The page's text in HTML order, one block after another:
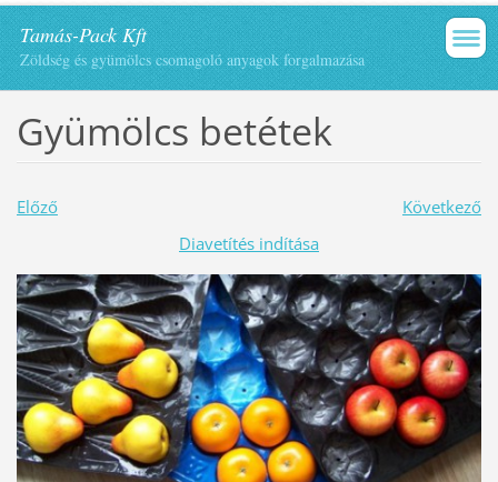
Tamás-Pack Kft
Zöldség és gyümölcs csomagoló anyagok forgalmazása
Gyümölcs betétek
Előző
Következő
Diavetítés indítása